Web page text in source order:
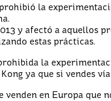
la
y afectó a aquellos
estas prácticas.
la
ya que si vendes
venden en Europa